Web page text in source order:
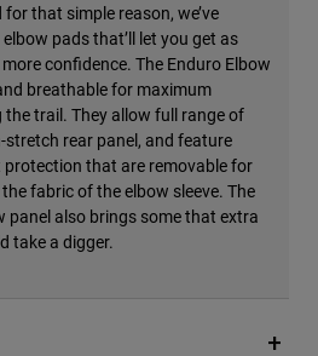
that simple reason, we’ve
pads that’ll let you get as
confidence. The Enduro Elbow
breathable for maximum
trail. They allow full range of
rear panel, and feature
that are removable for
fabric of the elbow sleeve. The
also brings some that extra
take a digger.